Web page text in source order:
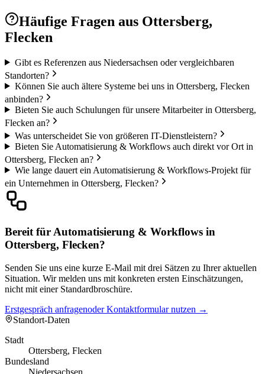
Häufige Fragen aus Ottersberg,
Flecken
Gibt es Referenzen aus Niedersachsen oder vergleichbaren
Standorten?
Können Sie auch ältere Systeme bei uns in Ottersberg, Flecken
anbinden?
Bieten Sie auch Schulungen für unsere Mitarbeiter in Ottersberg,
Flecken an?
Was unterscheidet Sie von größeren IT-Dienstleistern?
Bieten Sie Automatisierung & Workflows auch direkt vor Ort in
Ottersberg, Flecken an?
Wie lange dauert ein Automatisierung & Workflows-Projekt für
ein Unternehmen in Ottersberg, Flecken?
Bereit für Automatisierung & Workflows in
Ottersberg, Flecken?
Senden Sie uns eine kurze E-Mail mit drei Sätzen zu Ihrer aktuellen
Situation. Wir melden uns mit konkreten ersten Einschätzungen,
nicht mit einer Standardbroschüre.
Erstgespräch anfragenoder Kontaktformular nutzen →
Standort-Daten
Stadt
Ottersberg, Flecken
Bundesland
Niedersachsen